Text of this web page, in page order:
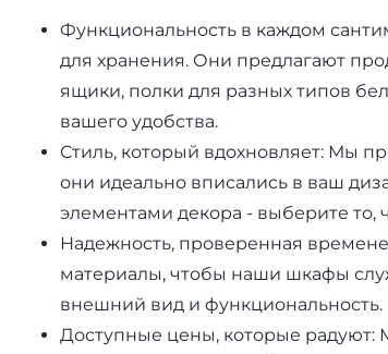
Функциональность в каждом
для хранения. Они предлагают
ящики, полки для разных типов
вашего удобства.
Стиль, который вдохновляет: Мы
они идеально вписались в ваш
элементами декора - выберите то,
Надежность, проверенная
материалы, чтобы наши шкафы
внешний вид и функциональность.
Доступные цены, которые